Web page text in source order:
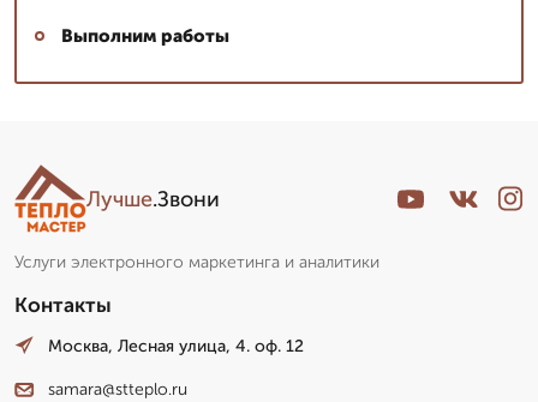
Выполним работы
Лучше.Звони
Услуги электронного маркетинга и аналитики
Контакты
Москва, Лесная улица, 4. оф. 12
samara@stteplo.ru